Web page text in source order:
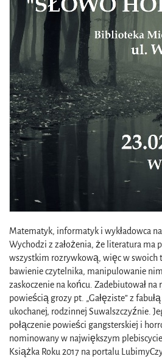
Matematyk, informatyk i wykładowca
Wychodzi z założenia, że literatura ma
wszystkim rozrywkową, więc w swoich
bawienie czytelnika, manipulowanie
zaskoczenie na końcu. Zadebiutował na
powieścią grozy pt. „Gałęziste” z
ukochanej, rodzinnej Suwalszczyźnie.
połączenie powieści gangsterskiej i
nominowany w największym
Książka Roku 2017 na portalu